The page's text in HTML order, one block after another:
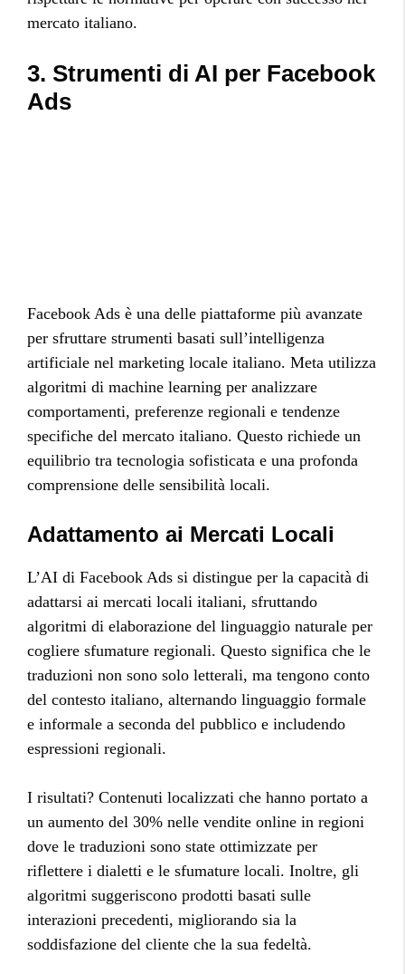
mercato italiano.
3. Strumenti di AI per Facebook
Ads
Facebook Ads è una delle piattaforme più avanzate
per sfruttare strumenti basati sull’intelligenza
artificiale nel marketing locale italiano. Meta utilizza
algoritmi di machine learning per analizzare
comportamenti, preferenze regionali e tendenze
specifiche del mercato italiano. Questo richiede un
equilibrio tra tecnologia sofisticata e una profonda
comprensione delle sensibilità locali.
Adattamento ai Mercati Locali
L’AI di Facebook Ads si distingue per la capacità di
adattarsi ai mercati locali italiani, sfruttando
algoritmi di elaborazione del linguaggio naturale per
cogliere sfumature regionali. Questo significa che le
traduzioni non sono solo letterali, ma tengono conto
del contesto italiano, alternando linguaggio formale
e informale a seconda del pubblico e includendo
espressioni regionali.
I risultati? Contenuti localizzati che hanno portato a
un aumento del 30% nelle vendite online in regioni
dove le traduzioni sono state ottimizzate per
riflettere i dialetti e le sfumature locali. Inoltre, gli
algoritmi suggeriscono prodotti basati sulle
interazioni precedenti, migliorando sia la
soddisfazione del cliente che la sua fedeltà.